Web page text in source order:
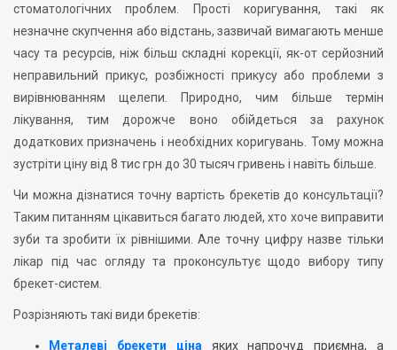
стоматологічних проблем. Прості коригування, такі як
незначне скупчення або відстань, зазвичай вимагають менше
часу та ресурсів, ніж більш складні корекції, як-от серйозний
неправильний прикус, розбіжності прикусу або проблеми з
вирівнюванням щелепи. Природно, чим більше термін
лікування, тим дорожче воно обійдеться за рахунок
додаткових призначень і необхідних коригувань. Тому можна
зустріти ціну від 8 тис грн до 30 тысяч гривень і навіть більше.
Чи можна дізнатися точну вартість брекетів до консультації?
Таким питанням цікавиться багато людей, хто хоче виправити
зуби та зробити їх рівнішими. Але точну цифру назве тільки
лікар під час огляду та проконсультує щодо вибору типу
брекет-систем.
Розрізняють такі види брекетів:
Металеві брекети ціна яких напрочуд приємна, а